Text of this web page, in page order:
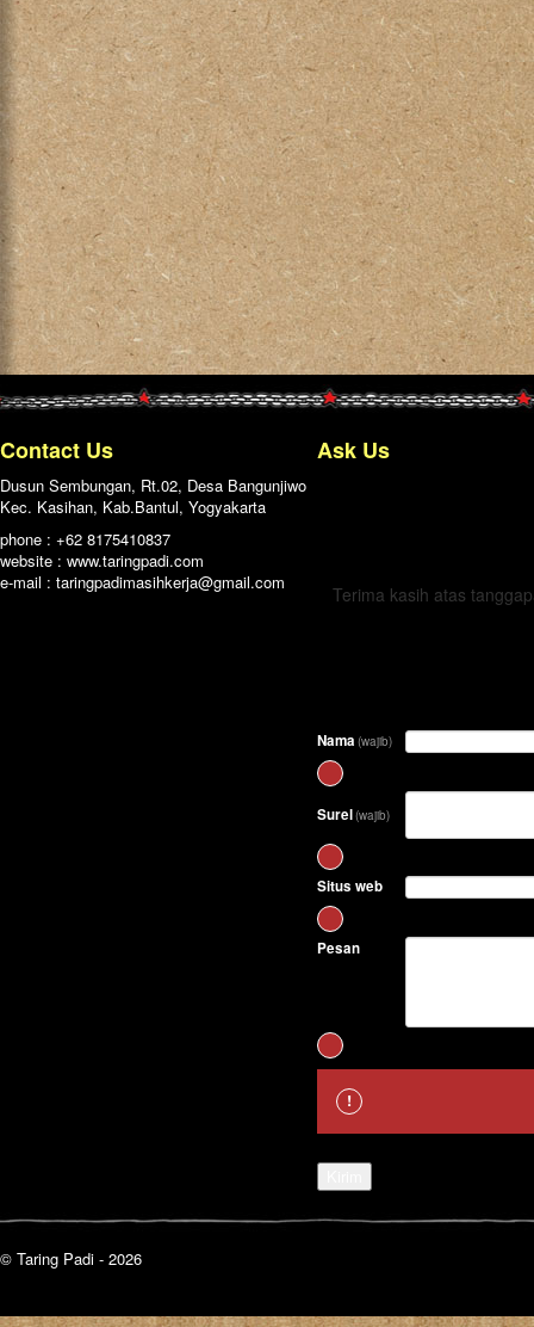
Contact Us
Dusun Sembungan, Rt.02, Desa Bangunjiwo
Kec. Kasihan, Kab.Bantul, Yogyakarta
phone : +62 8175410837
website : www.taringpadi.com
e-mail : taringpadimasihkerja@gmail.com
Ask Us
Terima kasih atas
Nama (wajib)
Surel(wajib)
Situs web
Pesan
© Taring Padi - 2026